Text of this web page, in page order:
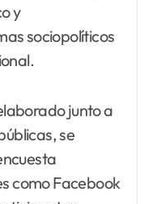
y
sociopolíticos
junto a
se
como Facebook